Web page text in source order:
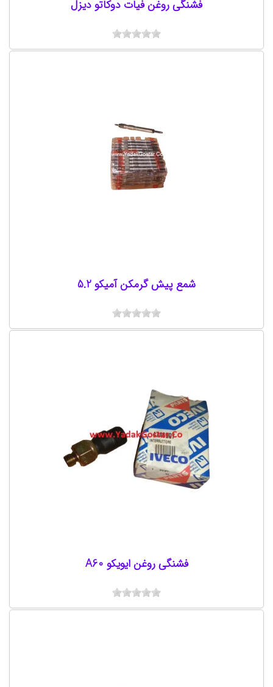
فشنگی روغن فیات دوکاتو دیزل
شمع پیش گرمکن آمیکو 5.2
فشنگی روغن ایویکو A60